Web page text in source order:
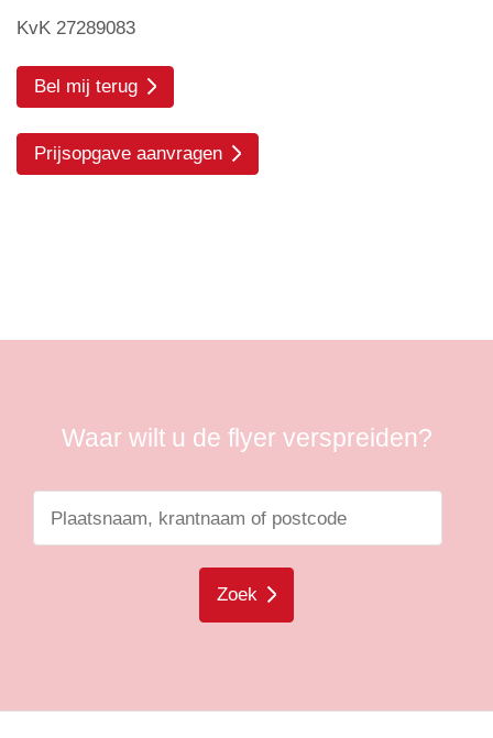
KvK 27289083
Bel mij terug
Prijsopgave aanvragen
Waar wilt u de flyer verspreiden?
Zoek